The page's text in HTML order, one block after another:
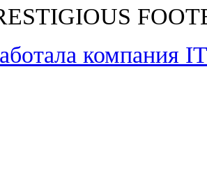
компания